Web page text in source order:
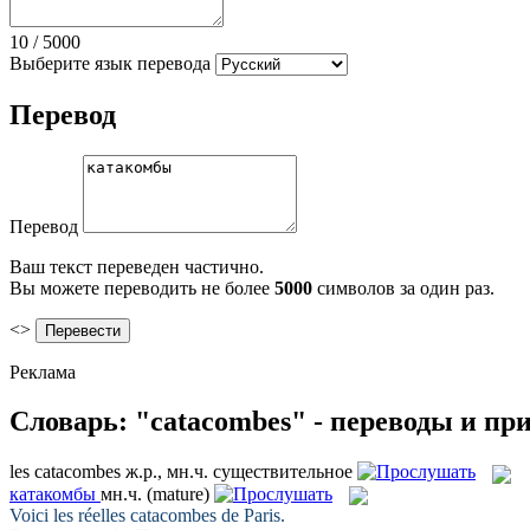
10 / 5000
Выберите язык перевода
Перевод
Перевод
Ваш текст переведен частично.
Вы можете переводить не более 5000 символов за один раз.
<>
Реклама
Словарь: "catacombes" - переводы и
les catacombes ж.р., мн.ч. существительное
катакомбы мн.ч. (mature)
Voici les réelles catacombes de Paris.